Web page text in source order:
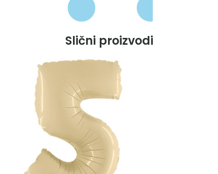
Slični proizvodi